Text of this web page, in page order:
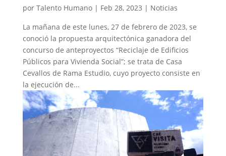
por Talento Humano| Feb 28, 2023 | Noticias
La mañana de este lunes, 27 de febrero de 2023, se
conoció la propuesta arquitectónica ganadora del
concurso de anteproyectos “Reciclaje de Edificios
Públicos para Vivienda Social”; se trata de Casa
Cevallos de Rama Estudio, cuyo proyecto consiste en
la ejecución de...